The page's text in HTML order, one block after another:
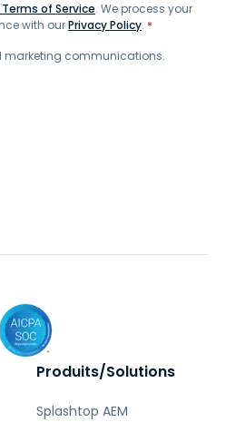
of Service. We process your
with ourPrivacy Policy. *
marketing communications.
Produits/Solutions
Splashtop AEM